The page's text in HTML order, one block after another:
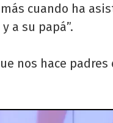
cuando ha
a su papá”.
nos hace padres